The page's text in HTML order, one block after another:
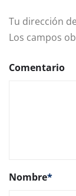
Tu dirección
Los campos
Comentario
Nombre*